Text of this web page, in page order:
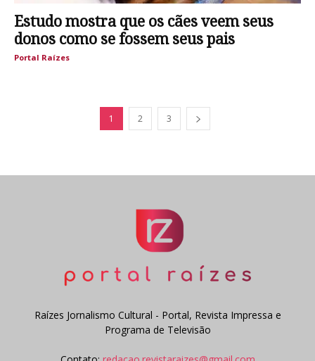
Estudo mostra que os cães veem seus
donos como se fossem seus pais
Portal Raízes
1 2 3
Raízes Jornalismo Cultural - Portal, Revista Impressa e
Programa de Televisão